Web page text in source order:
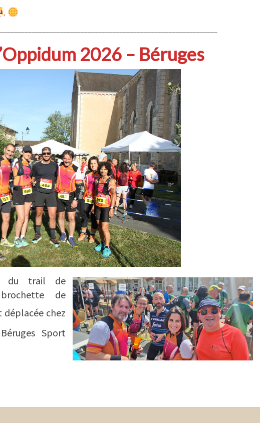
2026 – Béruges
du trail de
de
déplacée chez
Sport